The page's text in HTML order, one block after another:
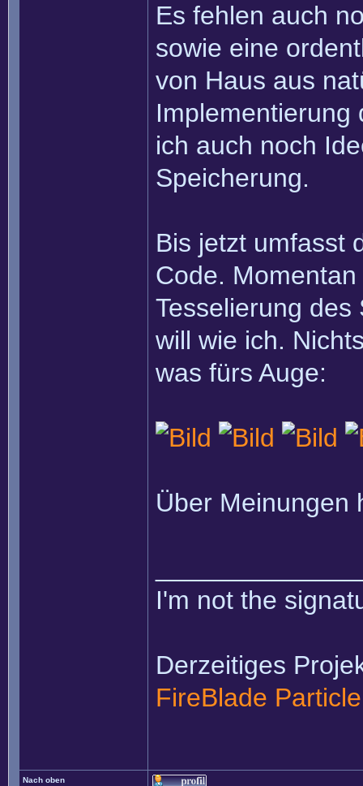
Es fehlen auch
sowie eine
von Haus aus
ich auch noch
Speicherung.
Bis jetzt umfasst
Code.
Tesselierung
will wie ich.
was fürs Auge:
Über Meinungen
I'm not the
Derzeitiges
FireBlade
Nach oben